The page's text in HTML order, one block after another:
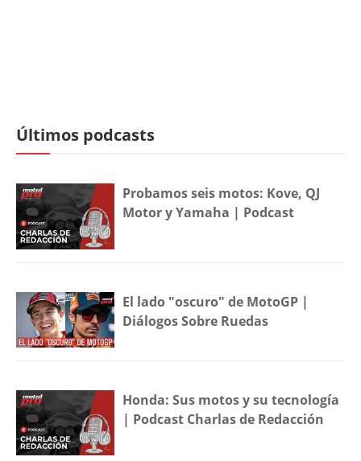
Últimos podcasts
Probamos seis motos: Kove, QJ
Motor y Yamaha | Podcast
El lado "oscuro" de MotoGP |
Diálogos Sobre Ruedas
Honda: Sus motos y su tecnología
| Podcast Charlas de Redacción